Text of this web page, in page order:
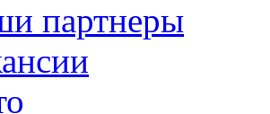
партнеры